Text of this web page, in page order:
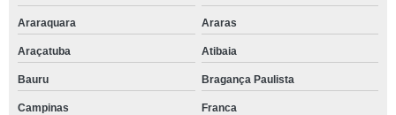
Araraquara Araras
Araçatuba Atibaia
Bauru Bragança Paulista
Campinas Franca